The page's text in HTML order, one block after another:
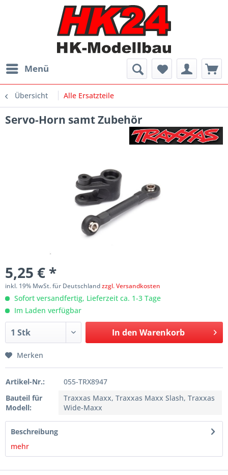
Menü
Übersicht Alle Ersatzteile
Servo-Horn samt Zubehör
5,25 € *
inkl. 19% MwSt. für Deutschlandzzgl. Versandkosten
Sofort versandfertig, Lieferzeit ca. 1-3 Tage
Im Laden verfügbar
In den Warenkorb
Merken
Artikel-Nr.:
055-TRX8947
Bauteil für
Modell:
Traxxas Maxx, Traxxas Maxx Slash, Traxxas
Wide-Maxx
Beschreibung
mehr